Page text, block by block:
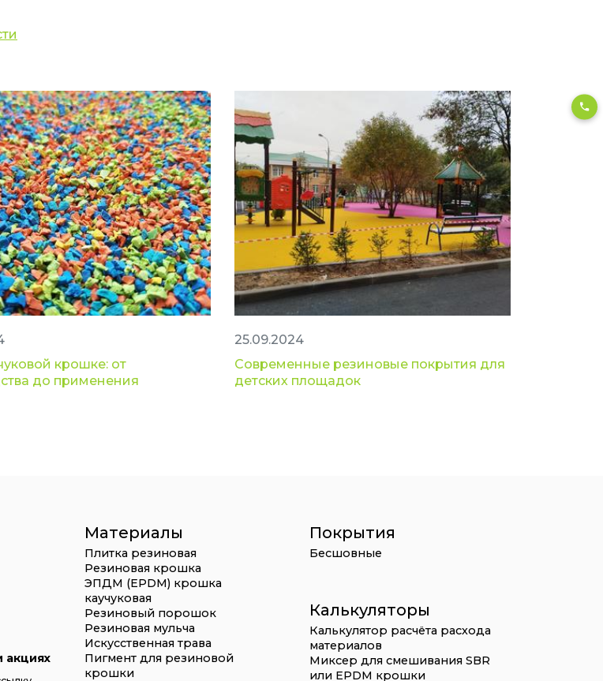
крошке: от
до применения
25.09.2024
Современные резиновые покрытия для
детских площадок
акциях
Материалы
Плитка резиновая
Резиновая крошка
ЭПДМ (EPDM) крошка
каучуковая
Резиновый порошок
Резиновая мульча
Искусственная трава
Пигмент для резиновой
крошки
Покрытия
Бесшовные
Калькуляторы
Калькулятор расчёта расхода
материалов
Миксер для смешивания SBR
или EPDM крошки